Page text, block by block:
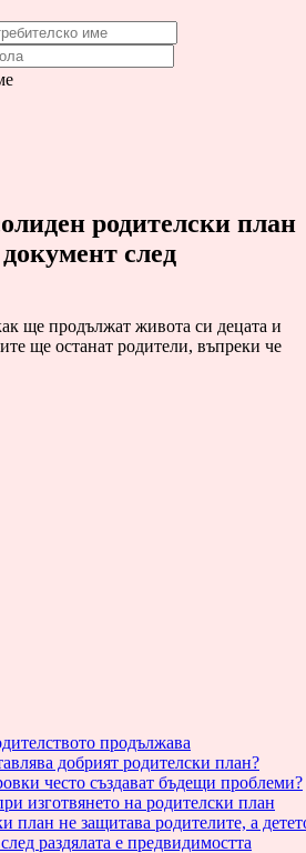
родителски план
след
ще продължат живота си децата и
ще останат родители, въпреки че
продължава
добрият родителски план?
често създават бъдещи проблеми?
изготвянето на родителски план
план не защитава родителите, а
раздялата е предвидимостта